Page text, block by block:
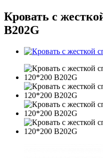
Кровать с
В202G